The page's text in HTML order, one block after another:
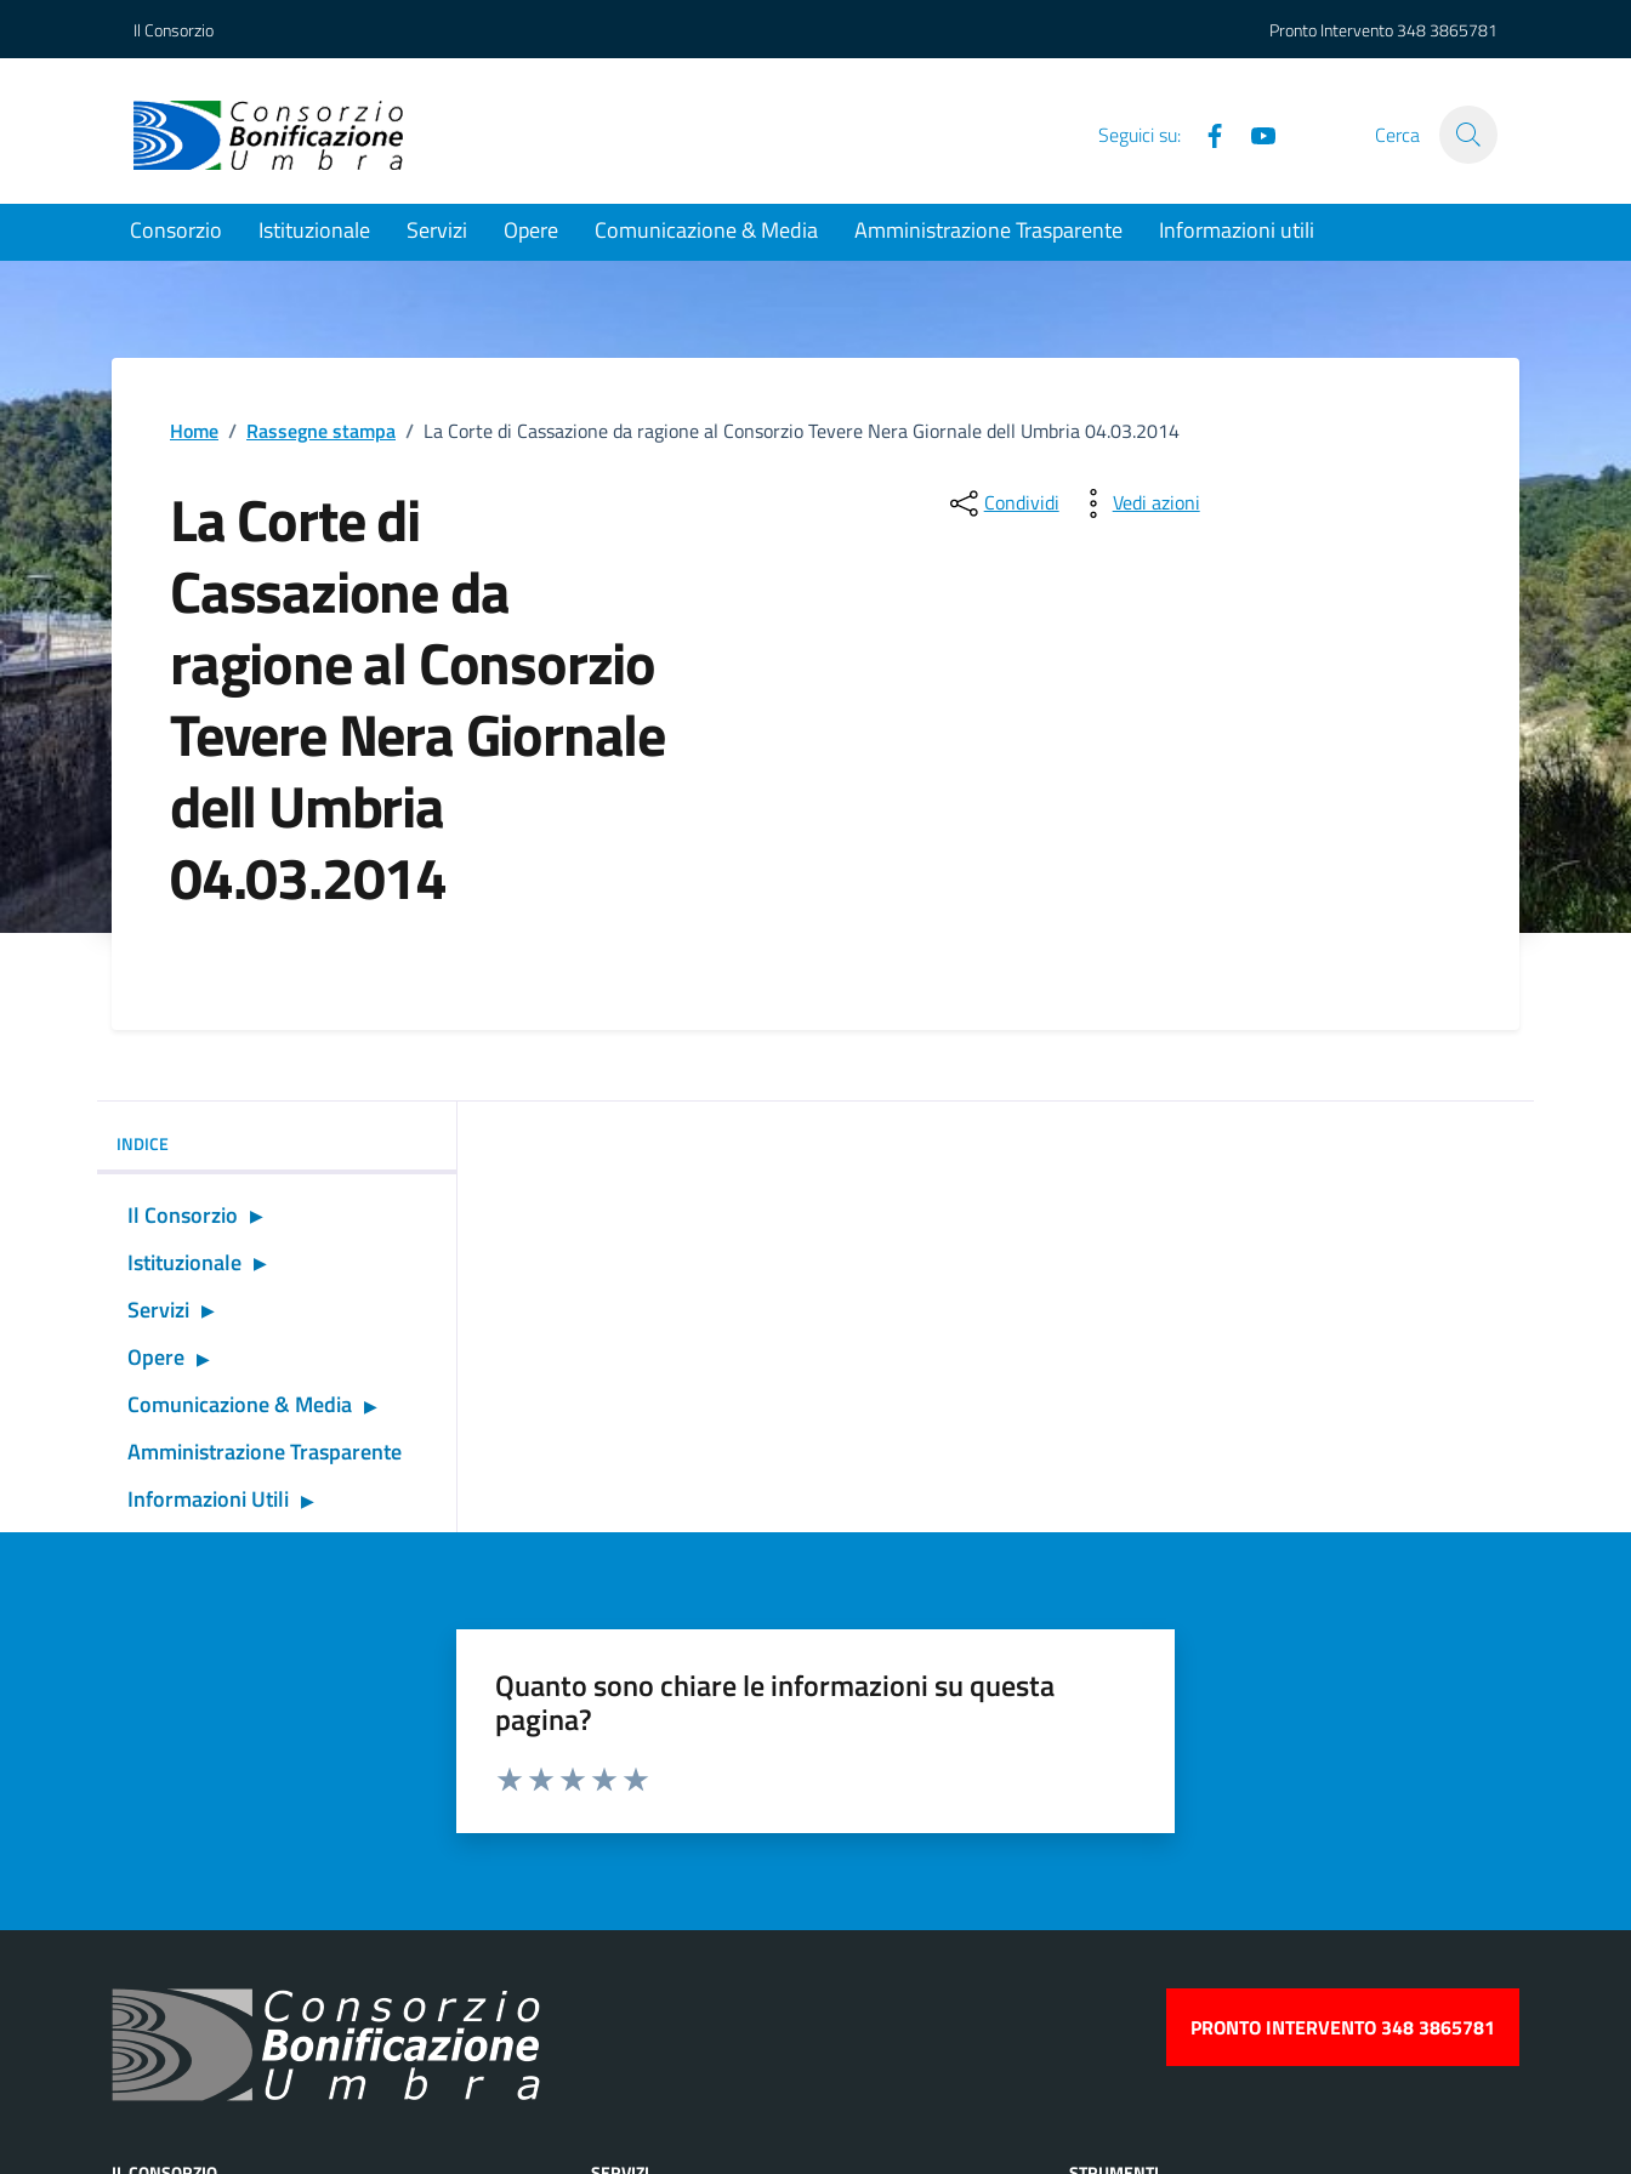
Il Consorzio Pronto Intervento348 3865781
Seguici su: Facebook Cerca
Consorzio Istituzionale Servizi Opere Comunicazione & Media Amministrazione Trasparente Informazioni utili
Home / Rassegne stampa / La Corte di Cassazione da ragione al Consorzio Tevere Nera Giornale dell Umbria 04.03.2014
La Corte di
Cassazione da
ragione al Consorzio
Tevere Nera Giornale
dell Umbria
04.03.2014
Condividi Vedi azioni
INDICE
Il Consorzio
Istituzionale
Servizi
Opere
Comunicazione & Media
Amministrazione Trasparente
Informazioni Utili
Quanto sono chiare le informazioni su questa
pagina?
PRONTO INTERVENTO 348 3865781